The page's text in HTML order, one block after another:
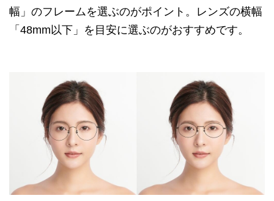
幅」のフレームを選ぶのがポイント。レンズの横幅
「48mm以下」を目安に選ぶのがおすすめです。